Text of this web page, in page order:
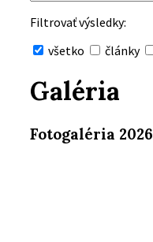
Filtrovať výsledky:
všetko
články
vyhľadávanie
Galéria
Fotogaléria 2026